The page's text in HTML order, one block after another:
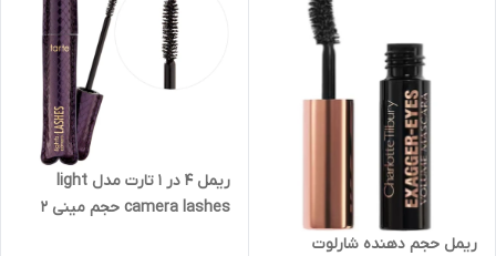
ریمل حجم دهنده شارلوت
ریمل ۴ در ۱ تارت مدل light
camera lashes حجم مینی ۲